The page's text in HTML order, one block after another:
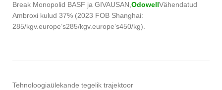
Break Monopolid BASF ja GIVAUSAN, OdowellVähendatud
Ambroxi kulud 37% (2023 FOB Shanghai:
285/kgv.europe’s285/kgv.europe’s450/kg).
Tehnoloogiaülekande tegelik trajektoor